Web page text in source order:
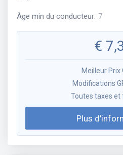
Âge min du conducteur: 7
€
Meilleur Prix
Modifications
Toutes taxes et
Plus